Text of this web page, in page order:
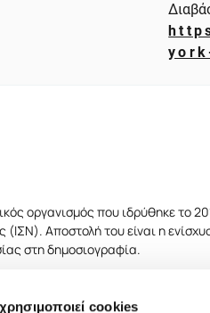
cookies
οργανισμός που ιδρύθηκε το
Αποστολή του είναι η
στη δημοσιογραφία.